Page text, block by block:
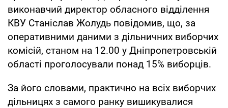
виконавчий директор обласного відділення
КВУ Станіслав Жолудь повідомив, що, за
оперативними даними з дільничних виборчих
комісій, станом на 12.00 у Дніпропетровській
області проголосували понад 15% виборців.
За його словами, практично на всіх виборчих
дільницях з самого ранку вишикувалися